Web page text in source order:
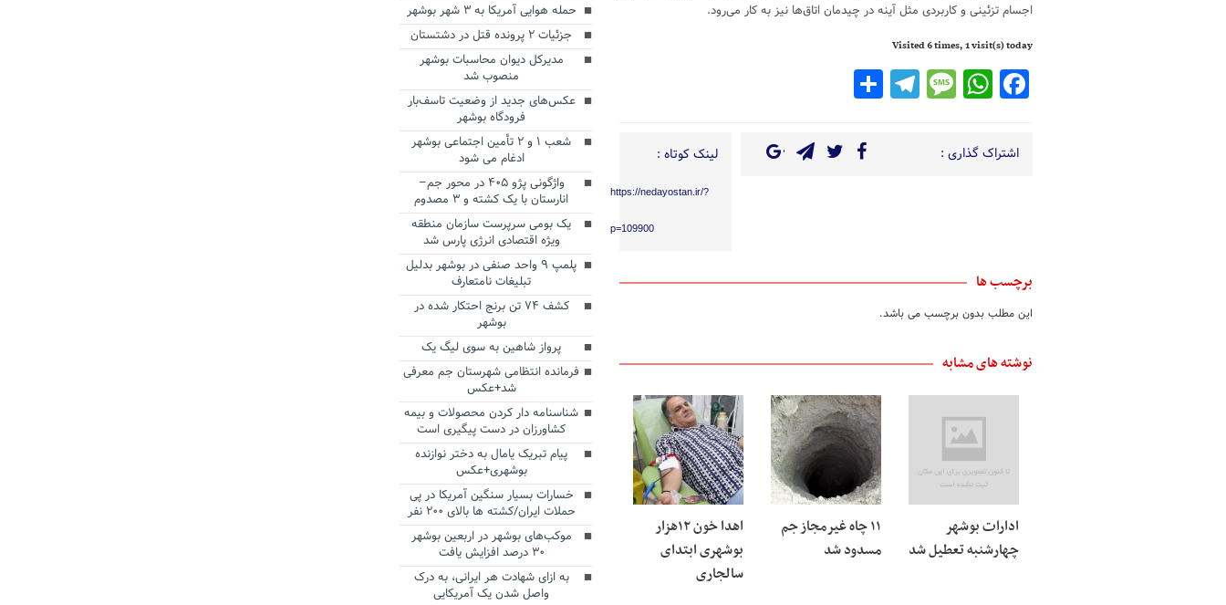
اجسام تزئینی و کاربردی مثل آینه در چیدمان اتاق‌ها نیز به کار می‌رود.
Visited 6 times, 1 visit(s) today
Facebook
WhatsApp
Message
Telegram
Share
اشتراک گذاری : لینک کوتاه :
https://nedayostan.ir/?
p=109900
برچسب ها
این مطلب بدون برچسب می باشد.
نوشته های مشابه
ادارات بوشهر
چهارشنبه تعطیل شد
۱۱ چاه غیرمجاز جم
مسدود شد
اهدا خون ۱۲هزار
بوشهری ابتدای
سالجاری
حمله هوایی آمریکا به ۳ شهر بوشهر
جزئیات ۲ پرونده قتل در دشتستان
مدیرکل دیوان محاسبات بوشهر
منصوب شد
عکس‌های جدید از وضعیت تاسف‌بار
فرودگاه بوشهر
شعب ۱ و ۲ تأمین اجتماعی بوشهر
ادغام می شود
واژگونی پژو ۴۰۵ در محور جم–
انارستان با یک کشته و ۳ مصدوم
یک بومی سرپرست سازمان منطقه
ویژه اقتصادی انرژی پارس شد
پلمپ ۹ واحد صنفی در بوشهر بدلیل
تبلیغات نامتعارف
کشف ۷۴ تن برنج احتکار شده در
بوشهر
پرواز شاهین به سوی لیگ یک
فرمانده انتظامی شهرستان جم معرفی
شد+عکس
شناسنامه دار کردن محصولات و بیمه
کشاورزان در دست پیگیری است
پیام تبریک یامال به دختر نوازنده
بوشهری+عکس
خسارات بسیار سنگین آمریکا در پی
حملات ایران/کشته ها بالای ۲۰۰ نفر
موکب‌های بوشهر در اربعین بوشهر
۳۰ درصد افزایش یافت
به ازای شهادت هر ایرانی، به درک
واصل شدن یک آمریکایی